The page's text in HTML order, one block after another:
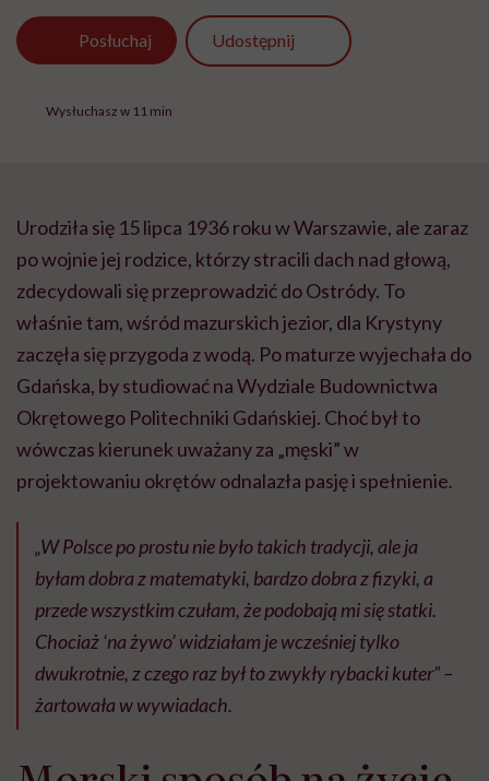
Posłuchaj Udostępnij
Wysłuchasz w 11 min
Urodziła się 15 lipca 1936 roku w Warszawie, ale zaraz
po wojnie jej rodzice, którzy stracili dach nad głową,
zdecydowali się przeprowadzić do Ostródy. To
właśnie tam, wśród mazurskich jezior, dla Krystyny
zaczęła się przygoda z wodą. Po maturze wyjechała do
Gdańska, by studiować na Wydziale Budownictwa
Okrętowego Politechniki Gdańskiej. Choć był to
wówczas kierunek uważany za „męski” w
projektowaniu okrętów odnalazła pasję i spełnienie.
„W Polsce po prostu nie było takich tradycji, ale ja
byłam dobra z matematyki, bardzo dobra z fizyki, a
przede wszystkim czułam, że podobają mi się statki.
Chociaż ‘na żywo’ widziałam je wcześniej tylko
dwukrotnie, z czego raz był to zwykły rybacki kuter”–
żartowała w wywiadach.